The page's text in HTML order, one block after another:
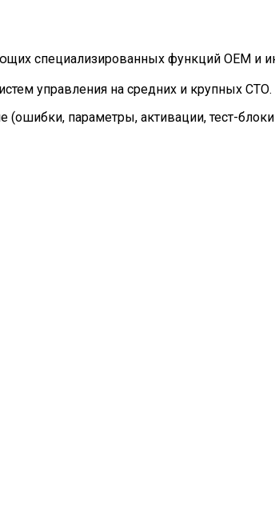
специализированных функций OEM и
управления на средних и крупных СТО.
параметры, активации, тест-